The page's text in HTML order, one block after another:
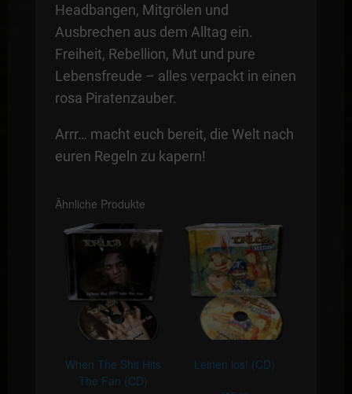
Headbangen, Mitgrölen und
Ausbrechen aus dem Alltag ein.
Freiheit, Rebellion, Mut und pure
Lebensfreude – alles verpackt in einen
rosa Piratenzauber.
Arrr… macht euch bereit, die Welt nach
euren Regeln zu kapern!
Ähnliche Produkte
When The Shit Hits
The Fan (CD)
Leinen los! (CD)